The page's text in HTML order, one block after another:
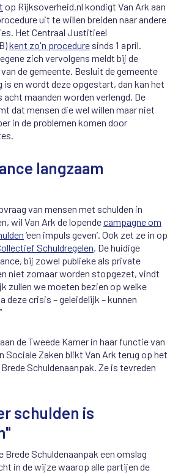
op Rijksoverheid.nl kondigt Van Ark aan
uit te willen breiden naar andere
Het Centraal Justitieel
kent zo'n procedure sinds 1 april.
zich vervolgens meldt bij de
de gemeente. Besluit de gemeente
is en wordt deze opgestart, dan kan het
maanden worden verlengd. De
dat mensen die wel willen maar niet
in de problemen komen door
langzaam
van mensen met schulden in
wil Van Ark de lopendecampagne om
‘een impuls geven’. Ook zet ze in op
Schuldregelen. De huidige
bij zowel publieke als private
niet zomaar worden stopgezet, vindt
zullen we moeten bezien op welke
deze crisis – geleidelijk – kunnen
de Tweede Kamer in haar functie van
Zaken blikt Van Ark terug op het
Schuldenaanpak. Ze is tevreden
schulden is
Brede Schuldenaanpak een omslag
in de wijze waarop alle partijen de